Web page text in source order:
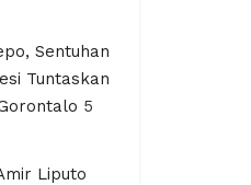
Sentuhan
Tuntaskan
5
Liputo